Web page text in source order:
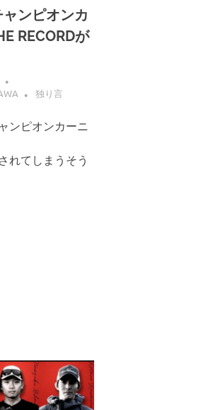
ンピオンカ
RECORDが
独り言
ンピオンカーニ
れてしまうそう